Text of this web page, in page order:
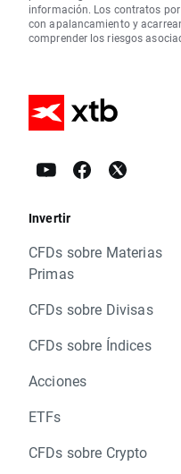
información. Los contratos
con apalancamiento y
comprender los riesgos
Invertir
CFDs sobre Materias
Primas
CFDs sobre Divisas
CFDs sobre Índices
Acciones
ETFs
CFDs sobre Crypto